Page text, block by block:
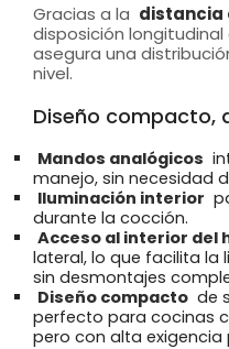
Gracias a la distancia
disposición longitudinal
asegura una
nivel.
Diseño compacto,
Mandos analógicos
manejo, sin necesidad
Iluminación interior
durante la cocción.
Acceso al interior del
lateral, lo que facilita la
sin desmontajes
Diseño compacto de
perfecto para cocinas
pero con alta exigencia